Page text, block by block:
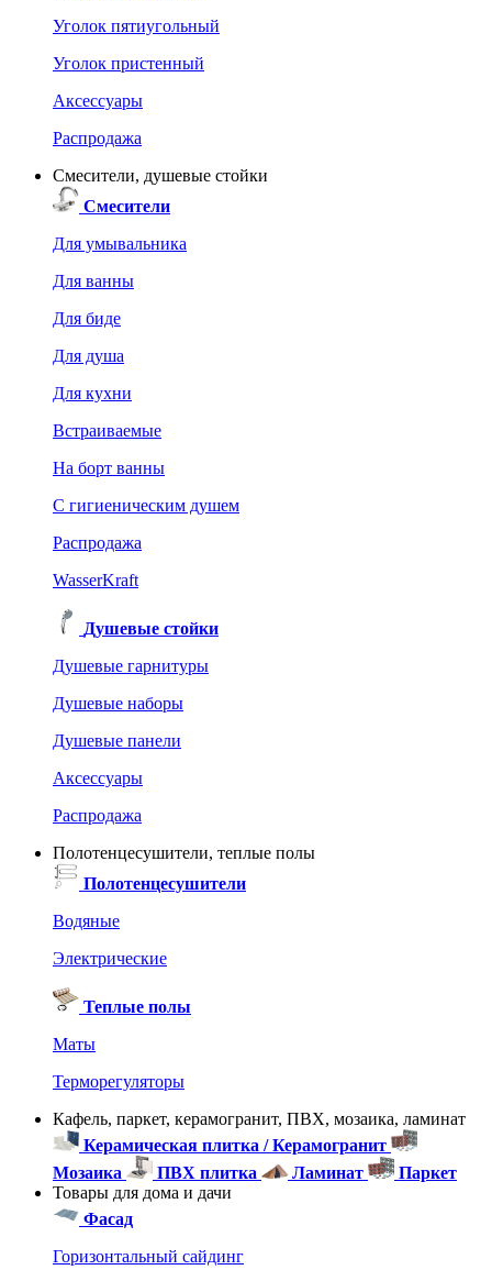
Уголок пятиугольный
Уголок пристенный
Аксессуары
Распродажа
Смесители, душевые стойки
Смесители
Для умывальника
Для ванны
Для биде
Для душа
Для кухни
Встраиваемые
На борт ванны
C гигиеническим душем
Распродажа
WasserKraft
Душевые стойки
Душевые гарнитуры
Душевые наборы
Душевые панели
Аксессуары
Распродажа
Полотенцесушители, теплые полы
Полотенцесушители
Водяные
Электрические
Теплые полы
Маты
Терморегуляторы
Кафель, паркет, керамогранит, ПВХ, мозаика, ламинат
Керамическая плитка / Керамогранит
Мозаика
ПВХ плитка Ламинат
Паркет
Товары для дома и дачи
Фасад
Горизонтальный сайдинг